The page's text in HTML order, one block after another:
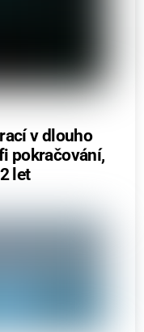
v dlouho
pokračování,
let